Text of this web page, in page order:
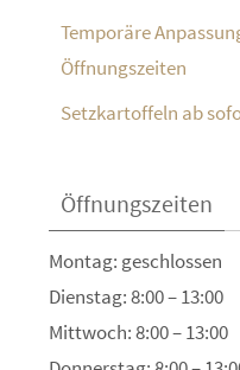
Temporäre
Öffnungszeiten
Setzkartoffeln ab
Öffnungszeiten
Montag: geschlossen
Dienstag: 8:00 – 13:00
Mittwoch: 8:00 – 13:00